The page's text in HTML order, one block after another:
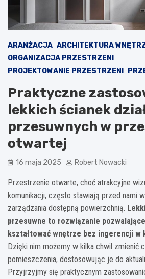
ARANŻACJA ARCHITEKTURA
ORGANIZACJA PRZESTRZENI
PROJEKTOWANIE PRZESTRZENI
Praktyczne
lekkich ścianek
przesuwnych w
otwartej
16 maja 2025 Robert Nowacki
Przestrzenie otwarte, choć atrakcyjne
komunikacji, często stawiają przed nami
zarządzania dostępną powierzchnią.
przesuwne to rozwiązanie
kształtować wnętrze bez ingerencji w
Dzięki nim możemy w kilka chwil zmienić
pomieszczenia, dostosowując je do
Przyjrzyjmy się praktycznym